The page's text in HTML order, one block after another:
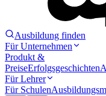
Ausbildung finden
Für Unternehmen
Produkt &
PreiseErfolgsgeschichten
Für Lehrer
Für Schulen